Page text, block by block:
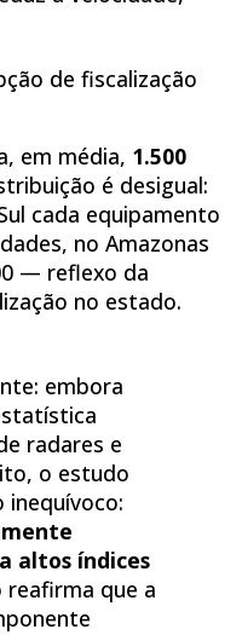
de fiscalização
em média, 1.500
é desigual:
cada equipamento
no Amazonas
— reflexo da
no estado.
embora
radares e
o estudo
inequívoco:
altos índices
reafirma que a